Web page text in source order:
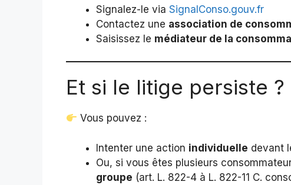
Signalez-le via SignalConso.gouv.fr
Contactez une association de
Saisissez le médiateur de la
Et si le litige persiste ?
Vous pouvez :
Intenter une action individuelle devant
Ou, si vous êtes plusieurs
groupe (art. L. 822-4 à L. 822-11 C.